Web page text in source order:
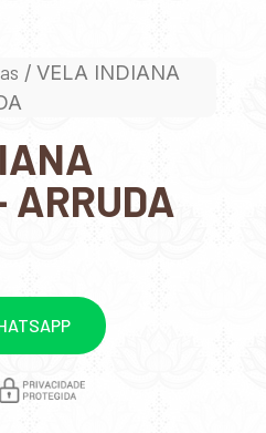
/ VELA INDIANA
ARRUDA